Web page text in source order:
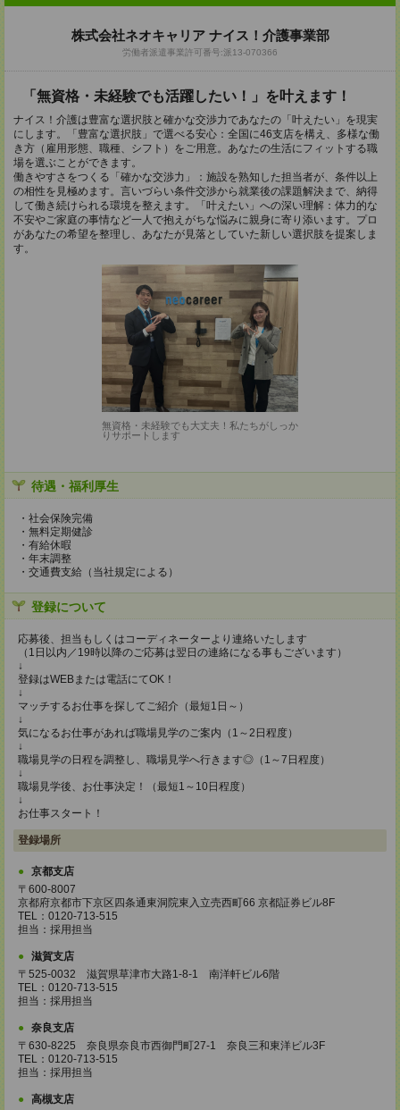
株式会社ネオキャリア ナイス！介護事業部
労働者派遣事業許可番号:派13-070366
「無資格・未経験でも活躍したい！」を叶えます！
ナイス！介護は豊富な選択肢と確かな交渉力であなたの「叶えたい」を現実
にします。「豊富な選択肢」で選べる安心：全国に46支店を構え、多様な働
き方（雇用形態、職種、シフト）をご用意。あなたの生活にフィットする職
場を選ぶことができます。
働きやすさをつくる「確かな交渉力」：施設を熟知した担当者が、条件以上
の相性を見極めます。言いづらい条件交渉から就業後の課題解決まで、納得
して働き続けられる環境を整えます。「叶えたい」への深い理解：体力的な
不安やご家庭の事情など一人で抱えがちな悩みに親身に寄り添います。プロ
があなたの希望を整理し、あなたが見落としていた新しい選択肢を提案しま
す。
無資格・未経験でも大丈夫！私たちがしっか
りサポートします
待遇・福利厚生
・社会保険完備
・無料定期健診
・有給休暇
・年末調整
・交通費支給（当社規定による）
登録について
応募後、担当もしくはコーディネーターより連絡いたします
（1日以内／19時以降のご応募は翌日の連絡になる事もございます）
↓
登録はWEBまたは電話にてOK！
↓
マッチするお仕事を探してご紹介（最短1日～）
↓
気になるお仕事があれば職場見学のご案内（1～2日程度）
↓
職場見学の日程を調整し、職場見学へ行きます◎（1～7日程度）
↓
職場見学後、お仕事決定！（最短1～10日程度）
↓
お仕事スタート！
登録場所
京都支店
〒600-8007
京都府京都市下京区四条通東洞院東入立売西町66 京都証券ビル8F
TEL：0120-713-515
担当：採用担当
滋賀支店
〒525-0032 滋賀県草津市大路1-8-1 南洋軒ビル6階
TEL：0120-713-515
担当：採用担当
奈良支店
〒630-8225 奈良県奈良市西御門町27-1 奈良三和東洋ビル3F
TEL：0120-713-515
担当：採用担当
高槻支店